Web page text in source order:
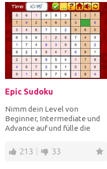
Epic Sudoku
Nimm dein Level von
Beginner, Intermediate und
Advance auf und fülle die
213 33